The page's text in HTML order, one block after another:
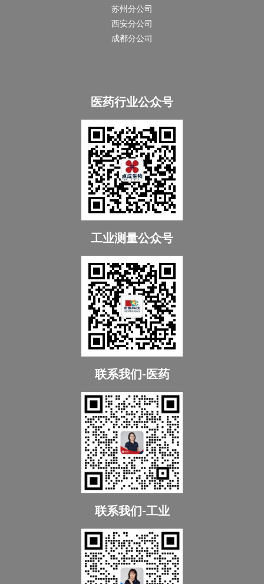
苏州分公司
西安分公司
成都分公司
医药行业公众号
工业测量公众号
联系我们-医药
联系我们-工业